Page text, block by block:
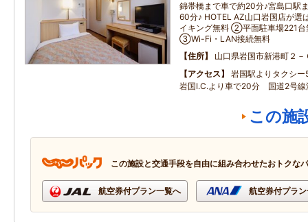
錦帯橋まで車で約20分♪宮島口駅
60分♪ HOTEL AZ山口岩国店が
イキング無料 ②平面駐車場221台
③Wi-Fi・LAN接続無料
住所
山口県岩国市新港町２－
アクセス
岩国駅よりタクシ
岩国I.C.より車で20分 国道2号線
この施
この施設と交通手段を自由に組み合わせたおトクな
航空券付プラン一覧へ 航空券付プラ